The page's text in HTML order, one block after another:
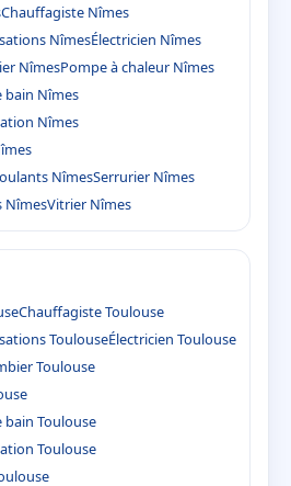
Chauffagiste Nîmes
NîmesÉlectricien Nîmes
NîmesPompe à chaleur Nîmes
bain Nîmes
Nîmes
NîmesSerrurier Nîmes
NîmesVitrier Nîmes
Chauffagiste Toulouse
ToulouseÉlectricien Toulouse
Toulouse
bain Toulouse
Toulouse